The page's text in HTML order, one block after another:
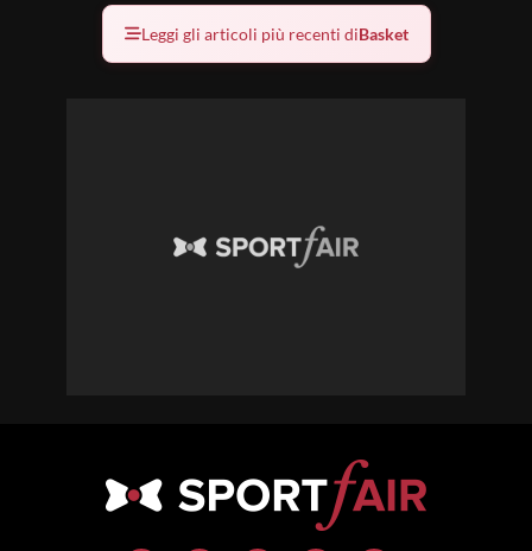
Leggi gli articoli più recenti diBasket